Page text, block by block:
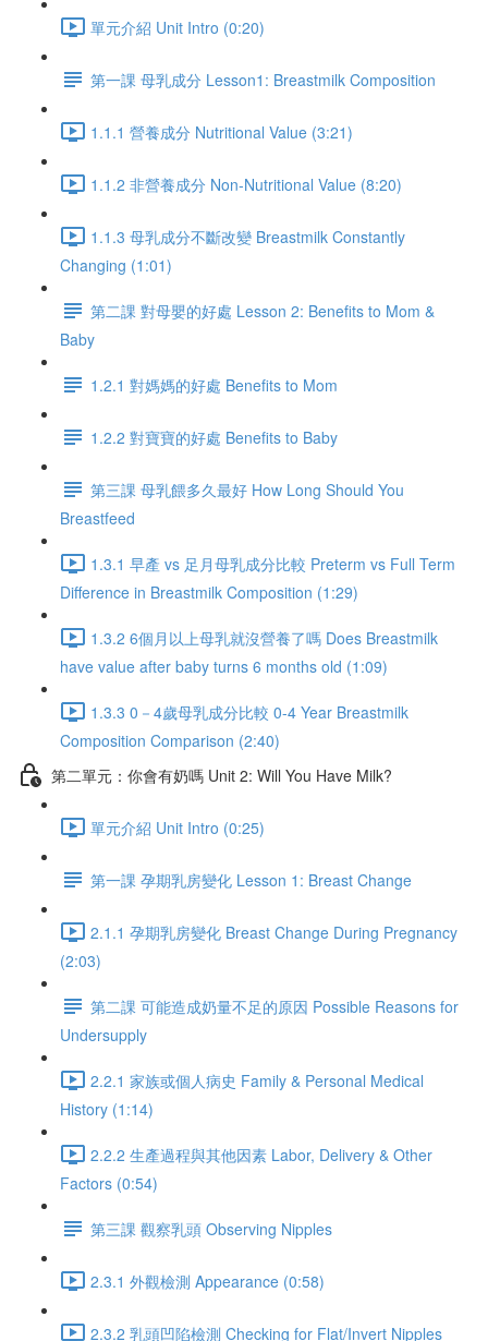
單元介紹 Unit Intro (0:20)
第一課 母乳成分 Lesson1: Breastmilk Composition
1.1.1 營養成分 Nutritional Value (3:21)
1.1.2 非營養成分 Non-Nutritional Value (8:20)
1.1.3 母乳成分不斷改變 Breastmilk Constantly
Changing (1:01)
第二課 對母嬰的好處 Lesson 2: Benefits to Mom &
Baby
1.2.1 對媽媽的好處 Benefits to Mom
1.2.2 對寶寶的好處 Benefits to Baby
第三課 母乳餵多久最好 How Long Should You
Breastfeed
1.3.1 早產 vs 足月母乳成分比較 Preterm vs Full Term
Difference in Breastmilk Composition (1:29)
1.3.2 6個月以上母乳就沒營養了嗎 Does Breastmilk
have value after baby turns 6 months old (1:09)
1.3.3 0－4歲母乳成分比較 0-4 Year Breastmilk
Composition Comparison (2:40)
第二單元：你會有奶嗎 Unit 2: Will You Have Milk?
單元介紹 Unit Intro (0:25)
第一課 孕期乳房變化 Lesson 1: Breast Change
2.1.1 孕期乳房變化 Breast Change During Pregnancy
(2:03)
第二課 可能造成奶量不足的原因 Possible Reasons for
Undersupply
2.2.1 家族或個人病史 Family & Personal Medical
History (1:14)
2.2.2 生產過程與其他因素 Labor, Delivery & Other
Factors (0:54)
第三課 觀察乳頭 Observing Nipples
2.3.1 外觀檢測 Appearance (0:58)
2.3.2 乳頭凹陷檢測 Checking for Flat/Invert Nipples